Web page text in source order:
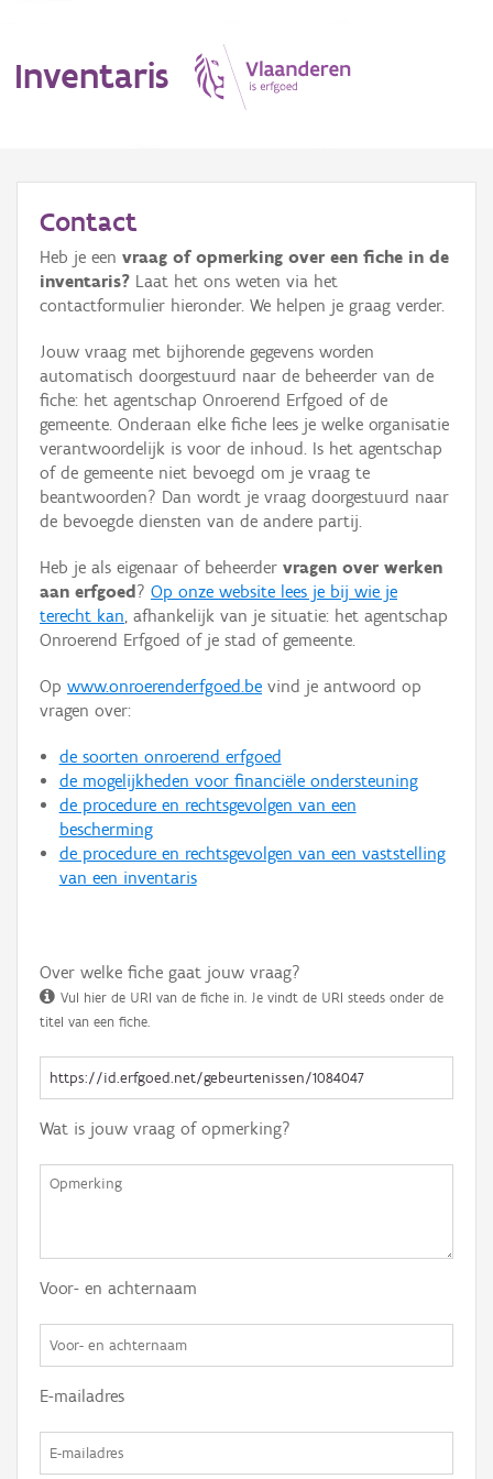
Inventaris
Erfgoedobject
Aanduidingsobject
Waarneming
Thema
Gebeurtenis
Persoon of collectief
Hergebruik
Aanmelden
Contact
Heb je een vraag of opmerking over een fiche in de
inventaris? Laat het ons weten via het
contactformulier hieronder. We helpen je graag verder.
Jouw vraag met bijhorende gegevens worden
automatisch doorgestuurd naar de beheerder van de
fiche: het agentschap Onroerend Erfgoed of de
gemeente. Onderaan elke fiche lees je welke organisatie
verantwoordelijk is voor de inhoud. Is het agentschap
of de gemeente niet bevoegd om je vraag te
beantwoorden? Dan wordt je vraag doorgestuurd naar
de bevoegde diensten van de andere partij.
Heb je als eigenaar of beheerder vragen over werken
aan erfgoed ? Op onze website lees je bij wie je
terecht kan, afhankelijk van je situatie: het agentschap
Onroerend Erfgoed of je stad of gemeente.
Op www.onroerenderfgoed.be vind je antwoord op
vragen over:
de soorten onroerend erfgoed
de mogelijkheden voor financiële ondersteuning
de procedure en rechtsgevolgen van een
bescherming
de procedure en rechtsgevolgen van een vaststelling
van een inventaris
Over welke fiche gaat jouw vraag?
Vul hier de URI van de fiche in. Je vindt de URI steeds onder de
titel van een fiche.
Wat is jouw vraag of opmerking?
Voor- en achternaam
E-mailadres